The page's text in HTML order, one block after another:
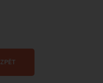
ZPĚT